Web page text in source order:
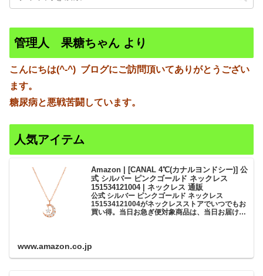
管理人 果糖ちゃん より
こんにちは(^-^) ブログにご訪問頂いてありがとうござい
ます。
糖尿病と悪戦苦闘しています。
人気アイテム
Amazon | [CANAL 4℃(カナルヨンドシー)] 公
式 シルバー ピンクゴールド ネックレス
151534121004 | ネックレス 通販
公式 シルバー ピンクゴールド ネックレス
151534121004がネックレスストアでいつでもお
買い得。当日お急ぎ便対象商品は、当日お届け可
www.amazon.co.jp